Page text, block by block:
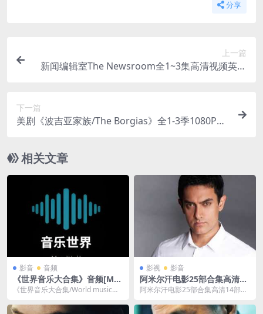
分享
上一篇
新闻编辑室The Newsroom全1~3集高清视频英音
下一篇
美剧《波吉亚家族/The Borgias》全1-3季1080P高
相关文章
影音 音频
《世界音乐大合集》音频[MP
3/5GB]百度云网盘下载
《世界音乐大合集/World music》
载，...
影视 影音
阿米尔汗电影25部合集高清14
部+普清11部百度网盘下载
阿米尔汗电影25部合集高清14部
KV+RMVB...